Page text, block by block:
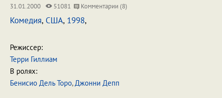
31.01.2000 51081 Комментарии (8)
Комедия, США, 1998,
Режиссер:
Терри Гиллиам
В ролях:
Бенисио Дель Торо,Джонни Депп